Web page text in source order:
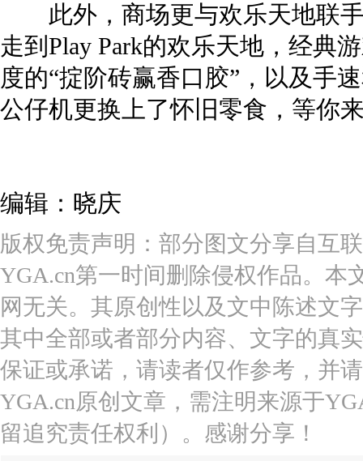
此外，商场更与欢乐天地联手
走到Play Park的欢乐天地，经典
度的“掟阶砖赢香口胶”，以及手
公仔机更换上了怀旧零食，等你
编辑：晓庆
版权免责声明：部分图文分享自互
YGA.cn第一时间删除侵权作品。本
网无关。其原创性以及文中陈述文
其中全部或者部分内容、文字的真
保证或承诺，请读者仅作参考，并
YGA.cn原创文章，需注明来源于
留追究责任权利）。感谢分享！